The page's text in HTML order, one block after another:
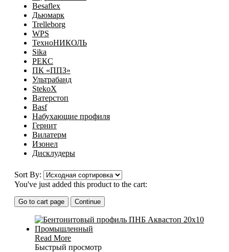
Besaflex
Дьюмарк
Trelleborg
WPS
ТехноНИКОЛЬ
Sika
РЕКС
ПК «ППЗ»
Ультрабанд
StekoX
Ватерстоп
Basf
Набухающие профиля
Гернит
Вилатерм
Изонел
Дисклудеры
Sort By:
You've just added this product to the cart:
Go to cart page Continue
Read More
Быстрый просмотр